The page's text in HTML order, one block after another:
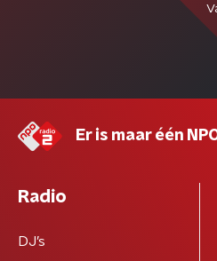
Er is maar één
Radio
DJ’s